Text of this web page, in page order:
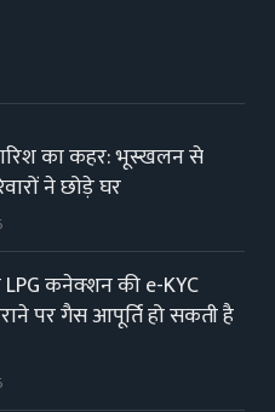
का कहर: भूस्खलन से
ने छोड़े घर
कनेक्शन की e-KYC
पर गैस आपूर्ति हो सकती है